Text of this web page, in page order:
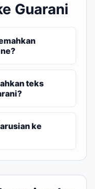
Guarani
teks
ke